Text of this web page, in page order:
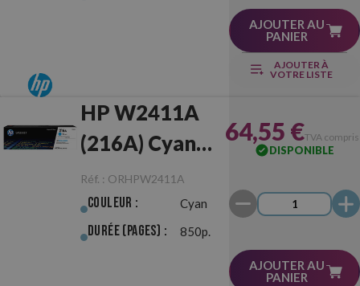
AJOUTER AU
PANIER
AJOUTER À
VOTRE LISTE
HP W2411A
(216A) Cyan
Originale
Réf. : ORHPW2411A
Couleur : Cyan
Durée (pages) : 850p.
64,55 €TVA
DISPONIBLE
AJOUTER AU
PANIER